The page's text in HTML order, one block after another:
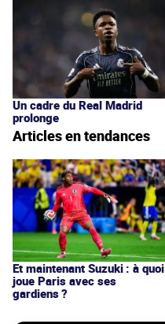
Un cadre du Real Madrid
prolonge
Articles en tendances
Et maintenant Suzuki : à quoi
joue Paris avec ses
gardiens ?